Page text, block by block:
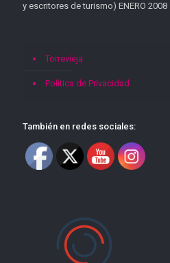
y escritores de turismo) ENERO 2008
Torrevieja
Política de Privacidad
También en redes sociales: